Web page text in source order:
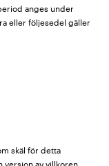
anges under
eller följesedel gäller
skäl för detta
version av villkoren